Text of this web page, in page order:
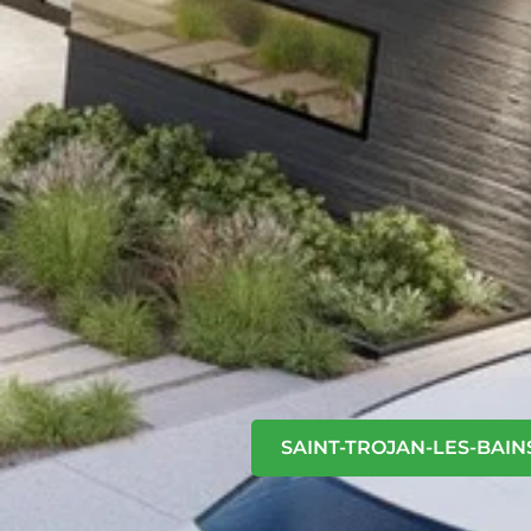
SAINT-TROJAN-LES-